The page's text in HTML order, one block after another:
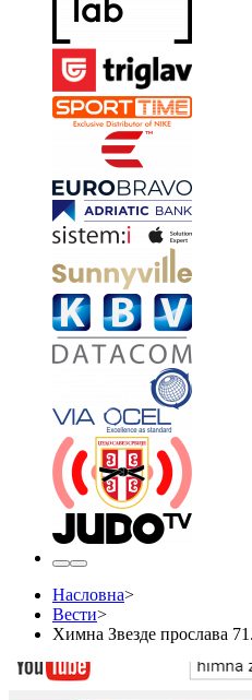
Насловна>
Вести>
Химна Звезде прослава